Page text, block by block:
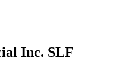
Inc. SLF